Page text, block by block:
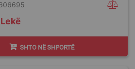
SHTO NË SHPORTË